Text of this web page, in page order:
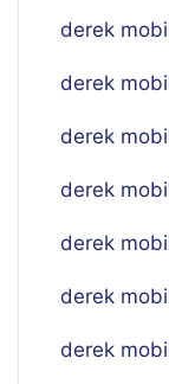
derek
derek
derek
derek
derek
derek
derek